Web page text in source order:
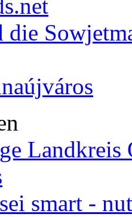
die
Landkreis
smart -